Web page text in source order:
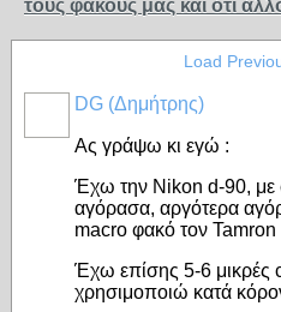
τους φακούς μας και ότι
Load
DG (Δημήτρης)
Ας γράψω κι εγώ :
Έχω την Nikon d-90,
αγόρασα, αργότερα
macro φακό τον
Έχω επίσης 5-6 μικρές
χρησιμοποιώ κατά